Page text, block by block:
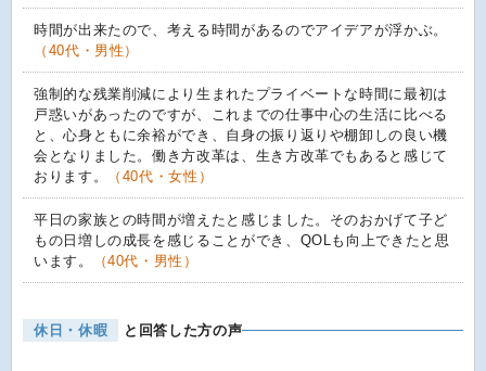
時間が出来たので、考える時間があるのでアイデアが浮かぶ。
（40代・男性）
強制的な残業削減により生まれたプライベートな時間に最初は
戸惑いがあったのですが、これまでの仕事中心の生活に比べる
と、心身ともに余裕ができ、自身の振り返りや棚卸しの良い機
会となりました。働き方改革は、生き方改革でもあると感じて
おります。
（40代・女性）
平日の家族との時間が増えたと感じました。そのおかげて子ど
もの日増しの成長を感じることができ、QOLも向上できたと思
います。
（40代・男性）
休日・休暇 と回答した方の声